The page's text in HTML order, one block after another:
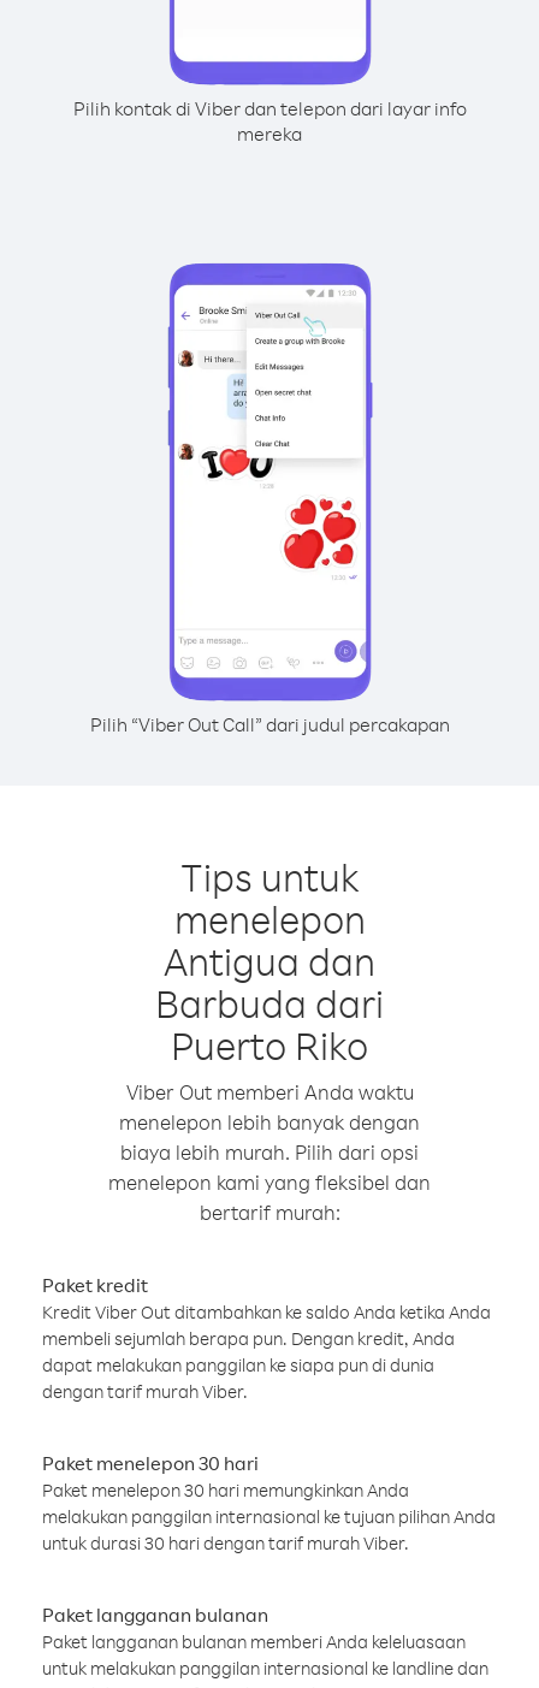
Pilih kontak di Viber dan telepon dari layar info
mereka
Pilih “Viber Out Call” dari judul percakapan
Tips untuk
menelepon
Antigua dan
Barbuda dari
Puerto Riko
Viber Out memberi Anda waktu
menelepon lebih banyak dengan
biaya lebih murah. Pilih dari opsi
menelepon kami yang fleksibel dan
bertarif murah:
Paket kredit
Kredit Viber Out ditambahkan ke saldo Anda ketika Anda
membeli sejumlah berapa pun. Dengan kredit, Anda
dapat melakukan panggilan ke siapa pun di dunia
dengan tarif murah Viber.
Paket menelepon 30 hari
Paket menelepon 30 hari memungkinkan Anda
melakukan panggilan internasional ke tujuan pilihan Anda
untuk durasi 30 hari dengan tarif murah Viber.
Paket langganan bulanan
Paket langganan bulanan memberi Anda keleluasaan
untuk melakukan panggilan internasional ke landline dan